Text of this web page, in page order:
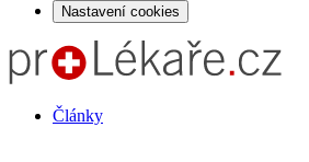
Nastavení cookies
Články